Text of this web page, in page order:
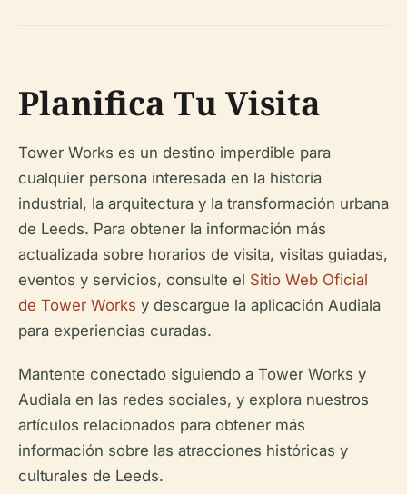
Planifica Tu Visita
Tower Works es un destino imperdible para
cualquier persona interesada en la historia
industrial, la arquitectura y la transformación urbana
de Leeds. Para obtener la información más
actualizada sobre horarios de visita, visitas guiadas,
eventos y servicios, consulte el Sitio Web Oficial
de Tower Works y descargue la aplicación Audiala
para experiencias curadas.
Mantente conectado siguiendo a Tower Works y
Audiala en las redes sociales, y explora nuestros
artículos relacionados para obtener más
información sobre las atracciones históricas y
culturales de Leeds.